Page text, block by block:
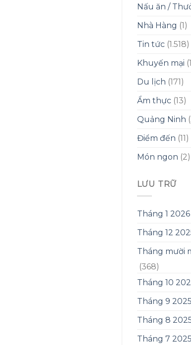
Nấu ăn /
Nhà Hàng (1)
Tin tức(1.518)
Khuyến mại
Du lịch (171)
Ẩm thực(13)
Quảng Ninh
Điểm đến (11)
Món ngon (2)
LƯU TRỮ
Tháng 1 2026
Tháng 12
Tháng mười
(368)
Tháng 10
Tháng 9 2025
Tháng 8
Tháng 7 2025